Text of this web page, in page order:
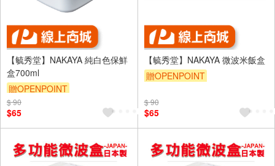
【毓秀堂】NAKAYA 純白色保鮮
盒700ml
贈OPENPOINT
$ 90
$65
【毓秀堂】NAKAYA 微波米飯盒
贈OPENPOINT
$ 90
$65